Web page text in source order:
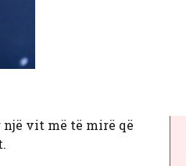
një vit më të mirë që